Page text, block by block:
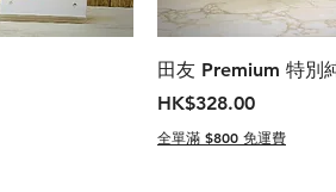
田友 Premium 特別
價格
HK$328.00
全單滿 $800 免運費